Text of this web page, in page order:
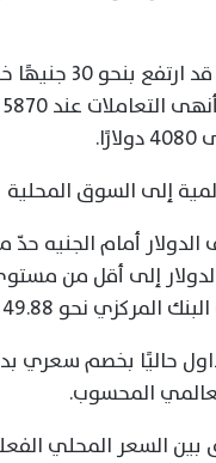
وكان الذهب في
إلى السوق المحلية
أمام الجنيه حدّ
نحو 49.88 جنيهًا.
حاليًا بخصم سعري